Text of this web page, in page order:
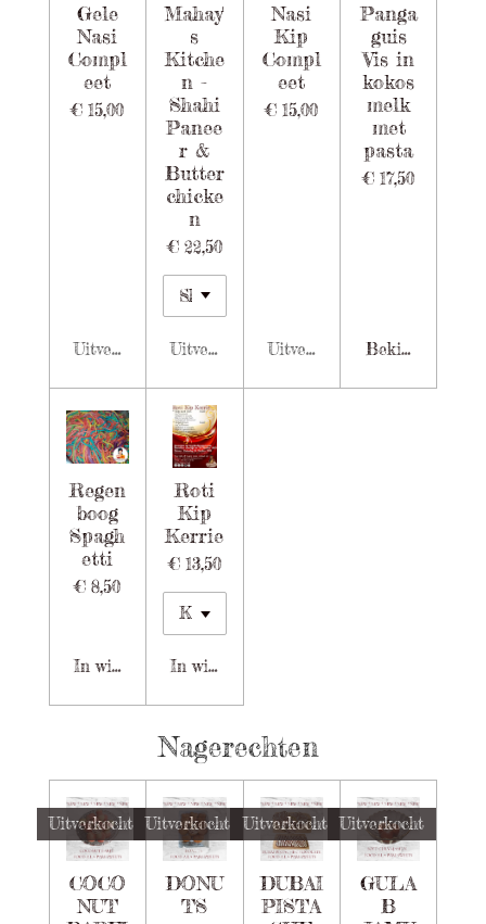
Gele
Nasi
Compl
eet
€ 15,00
Uitverkocht
Mahay'
s
Kitche
n -
Shahi
Panee
r &
Butter
chicke
n
€ 22,50
Uitverkocht
Nasi
Kip
Compl
eet
€ 15,00
Uitverkocht
Panga
guis
Vis in
kokos
melk
met
pasta
€ 17,50
Bekijk details
Regen
boog
Spagh
etti
€ 8,50
In winkelwagen
Roti
Kip
Kerrie
€ 13,50
In winkelwagen
Nagerechten
Uitverkocht
COCO
NUT
Uitverkocht
DONU
TS
Uitverkocht
DUBAI
PISTA
Uitverkocht
GULA
B